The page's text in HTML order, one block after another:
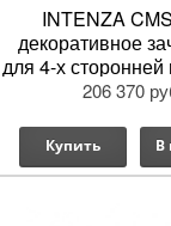
INTENZA
декоративное
для 4-х
рамы CMS-
206 370
Купить В